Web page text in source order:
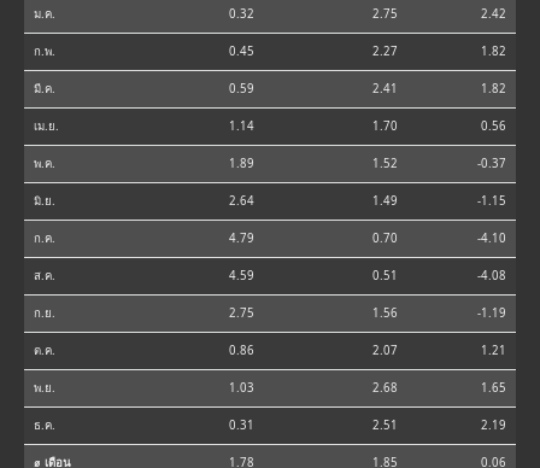
ม.ค. 0.32 2.75 2.42
ก.พ. 0.45 2.27 1.82
มี.ค. 0.59 2.41 1.82
เม.ย. 1.14 1.70 0.56
พ.ค. 1.89 1.52 -0.37
มิ.ย. 2.64 1.49 -1.15
ก.ค. 4.79 0.70 -4.10
ส.ค. 4.59 0.51 -4.08
ก.ย. 2.75 1.56 -1.19
ต.ค. 0.86 2.07 1.21
พ.ย. 1.03 2.68 1.65
ธ.ค. 0.31 2.51 2.19
⌀ เดือน 1.78 1.85 0.06